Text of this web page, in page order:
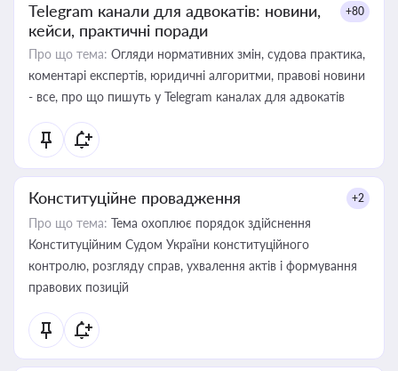
Telegram канали для адвокатів: новини,
кейси, практичні поради
+80
Про що тема: Огляди нормативних змін, судова практика,
коментарі експертів, юридичні алгоритми, правові новини
- все, про що пишуть у Telegram каналах для адвокатів
Конституційне провадження +2
Про що тема: Тема охоплює порядок здійснення
Конституційним Судом України конституційного
контролю, розгляду справ, ухвалення актів і формування
правових позицій